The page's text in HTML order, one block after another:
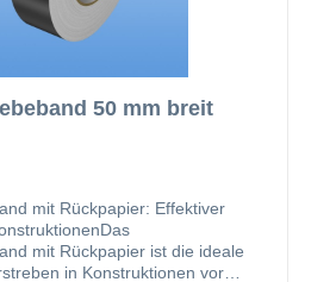
50 mm breit
mit Rückpapier: Effektiver
mit Rückpapier ist die ideale
in Konstruktionen vor